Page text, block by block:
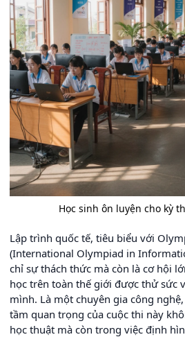
Học sinh ôn luyện cho kỳ
Lập trình quốc tế, tiêu biểu với
(International Olympiad in
chỉ sự thách thức mà còn là cơ hội
học trên toàn thế giới được thử sức
mình. Là một chuyên gia công
tầm quan trọng của cuộc thi này
học thuật mà còn trong việc định